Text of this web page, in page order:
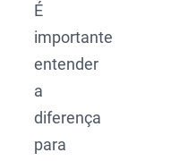
É
importante
entender
a
diferença
para